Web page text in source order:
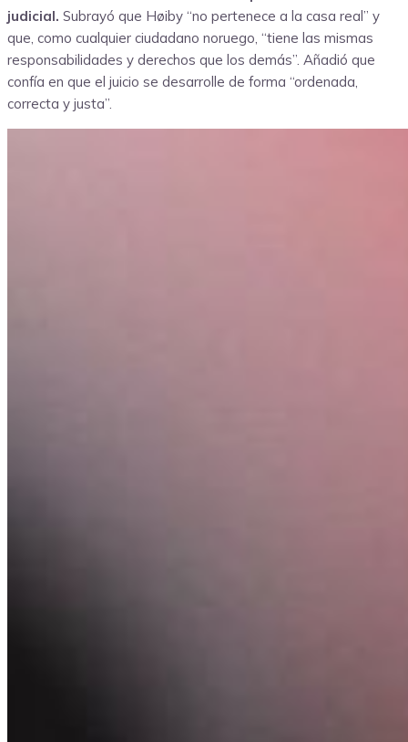
judicial. Subrayó que Høiby “no pertenece a la casa real” y
que, como cualquier ciudadano noruego, “tiene las mismas
responsabilidades y derechos que los demás”. Añadió que
confía en que el juicio se desarrolle de forma “ordenada,
correcta y justa”.